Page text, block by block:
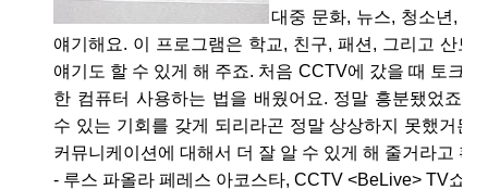
대중 문화, 뉴스, 청소년, 남
얘기해요. 이 프로그램은 학교, 친구, 패션, 그리고 산토
얘기도 할 수 있게 해 주죠. 처음 CCTV에 갔을 때 토크
한 컴퓨터 사용하는 법을 배웠어요. 정말 흥분됐었죠.
수 있는 기회를 갖게 되리라곤 정말 상상하지 못했거든
커뮤니케이션에 대해서 더 잘 알 수 있게 해 줄거라고 확
- 루스 파올라 페레스 아코스타, CCTV <BeLive> TV쇼